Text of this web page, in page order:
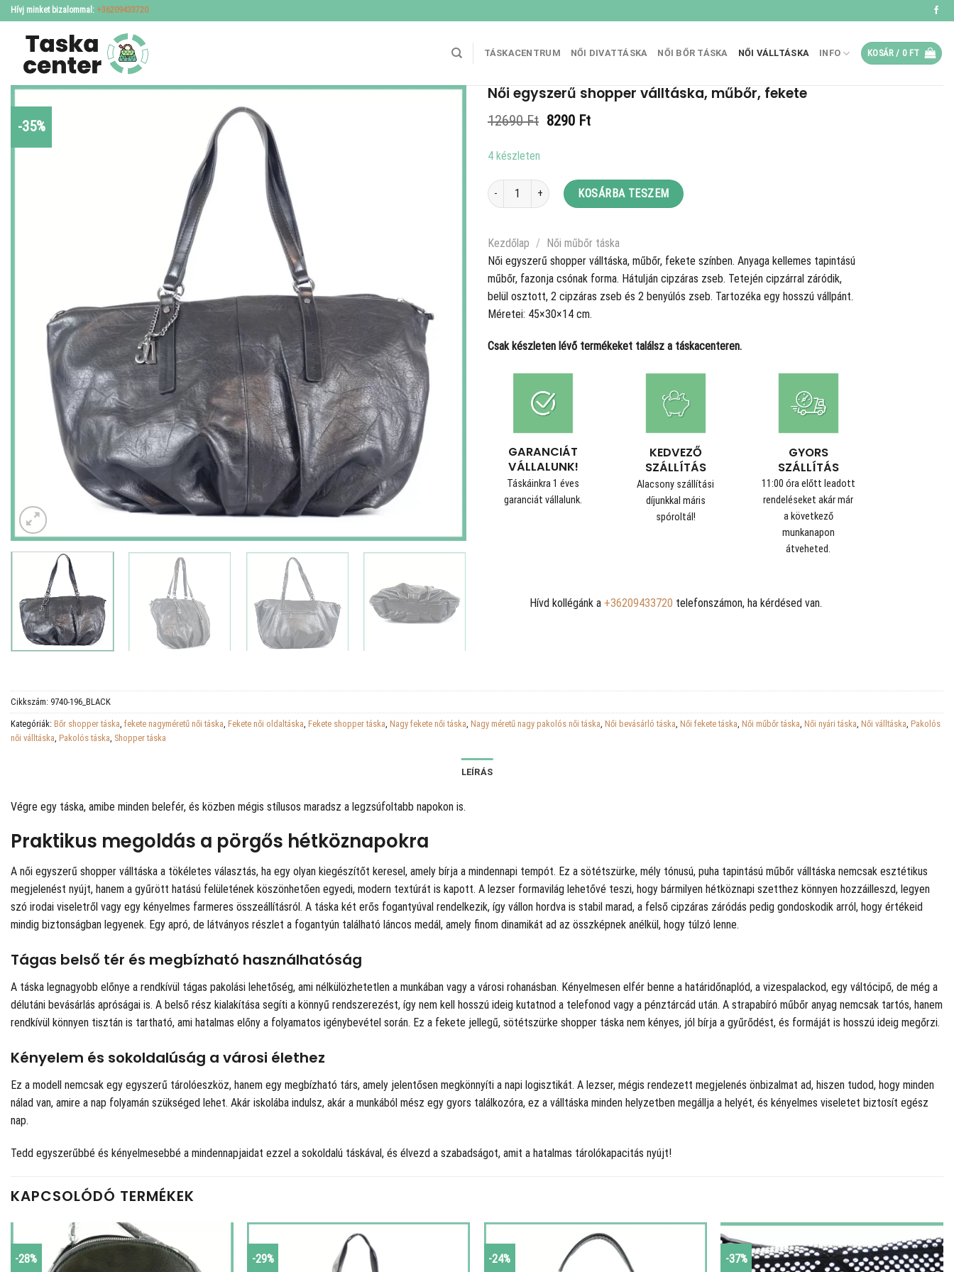
Skip
to
content
Hívj minket bizalommal: +36209433720
TÁSKACENTRUM NŐI DIVATTÁSKA NŐI BŐR TÁSKA NŐI VÁLLTÁSKA INFO KOSÁR / 0 FT
-35%
Női egyszerű shopper válltáska, műbőr, fekete
12690Ft Original
8290 FtCurrent
4 készleten
Női egyszerű shopper válltáska, műbőr, fekete mennyiség
KOSÁRBA TESZEM
Kezdőlap / Női műbőr táska
Női egyszerű shopper válltáska, műbőr, fekete színben. Anyaga kellemes tapintású
műbőr, fazonja csónak forma. Hátulján cipzáras zseb. Tetején cipzárral záródik,
belül osztott, 2 cipzáras zseb és 2 benyúlós zseb. Tartozéka egy hosszú vállpánt.
Méretei: 45×30×14 cm.
Csak készleten lévő termékeket találsz a táskacenteren.
GARANCIÁT
VÁLLALUNK!
Táskáinkra 1 éves
garanciát vállalunk.
KEDVEZŐ
SZÁLLÍTÁS
Alacsony szállítási
díjunkkal máris
spóroltál!
GYORS
SZÁLLÍTÁS
11:00 óra előtt leadott
rendeléseket akár már
a következő
munkanapon
átveheted.
Hívd kollégánk a +36209433720 telefonszámon, ha kérdésed van.
Cikkszám: 9740-196_BLACK
Kategóriák: Bőr shopper táska fekete nagyméretű női táska Fekete női oldaltáska Fekete shopper táska Nagy fekete női táska Nagy méretű nagy pakolós női táska Női bevásárló táska Női fekete táska Női műbőr táska Női nyári táska Női válltáska Pakolós
női válltáska Pakolós táska Shopper táska
LEÍRÁS
Végre egy táska, amibe minden belefér, és közben mégis stílusos maradsz a legzsúfoltabb napokon is.
Praktikus megoldás a pörgős hétköznapokra
A női egyszerű shopper válltáska a tökéletes választás, ha egy olyan kiegészítőt keresel, amely bírja a mindennapi tempót. Ez a sötétszürke, mély tónusú, puha tapintású műbőr válltáska nemcsak esztétikus
megjelenést nyújt, hanem a gyűrött hatású felületének köszönhetően egyedi, modern textúrát is kapott. A lezser formavilág lehetővé teszi, hogy bármilyen hétköznapi szetthez könnyen hozzáilleszd, legyen
szó irodai viseletről vagy egy kényelmes farmeres összeállításról. A táska két erős fogantyúval rendelkezik, így vállon hordva is stabil marad, a felső cipzáras záródás pedig gondoskodik arról, hogy értékeid
mindig biztonságban legyenek. Egy apró, de látványos részlet a fogantyún található láncos medál, amely finom dinamikát ad az összképnek anélkül, hogy túlzó lenne.
Tágas belső tér és megbízható használhatóság
A táska legnagyobb előnye a rendkívül tágas pakolási lehetőség, ami nélkülözhetetlen a munkában vagy a városi rohanásban. Kényelmesen elfér benne a határidőnaplód, a vizespalackod, egy váltócipő, de még a
délutáni bevásárlás apróságai is. A belső rész kialakítása segíti a könnyű rendszerezést, így nem kell hosszú ideig kutatnod a telefonod vagy a pénztárcád után. A strapabíró műbőr anyag nemcsak tartós, hanem
rendkívül könnyen tisztán is tartható, ami hatalmas előny a folyamatos igénybevétel során. Ez a fekete jellegű, sötétszürke shopper táska nem kényes, jól bírja a gyűrődést, és formáját is hosszú ideig megőrzi.
Kényelem és sokoldalúság a városi élethez
Ez a modell nemcsak egy egyszerű tárolóeszköz, hanem egy megbízható társ, amely jelentősen megkönnyíti a napi logisztikát. A lezser, mégis rendezett megjelenés önbizalmat ad, hiszen tudod, hogy minden
nálad van, amire a nap folyamán szükséged lehet. Akár iskolába indulsz, akár a munkából mész egy gyors találkozóra, ez a válltáska minden helyzetben megállja a helyét, és kényelmes viseletet biztosít egész
nap.
Tedd egyszerűbbé és kényelmesebbé a mindennapjaidat ezzel a sokoldalú táskával, és élvezd a szabadságot, amit a hatalmas tárolókapacitás nyújt!
KAPCSOLÓDÓ TERMÉKEK
-28% -29% -24% -37%